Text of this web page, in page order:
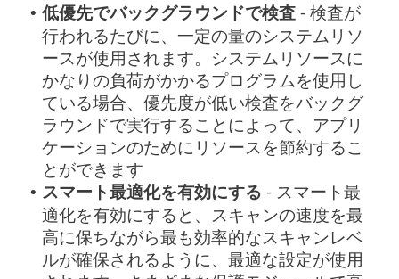
• 低優先でバックグラウンドで検査 - 検査が
行われるたびに、一定の量のシステムリソ
ースが使用されます。システムリソースに
かなりの負荷がかかるプログラムを使用し
ている場合、優先度が低い検査をバックグ
ラウンドで実行することによって、アプリ
ケーションのためにリソースを節約するこ
とができます
• スマート最適化を有効にする - スマート最
適化を有効にすると、スキャンの速度を最
高に保ちながら最も効率的なスキャンレベ
ルが確保されるように、最適な設定が使用